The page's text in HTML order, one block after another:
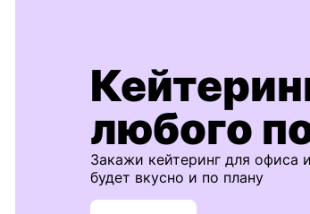
любого
Закажи кейтеринг для офиса
будет вкусно и по плану